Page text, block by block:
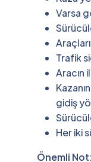
Varsa
Trafik
Aracın
gidiş
Her iki
Önemli Not: